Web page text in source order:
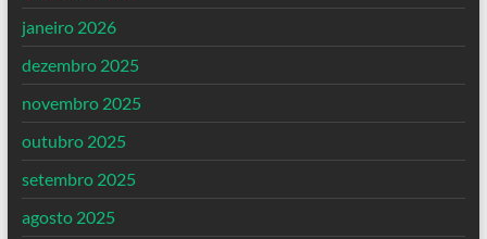
janeiro 2026
dezembro 2025
novembro 2025
outubro 2025
setembro 2025
agosto 2025